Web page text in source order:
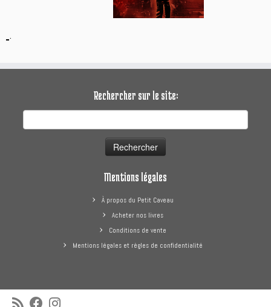
.
Rechercher sur le site:
Mentions légales
À propos du Petit Caveau
Acheter nos livres
Conditions de vente
Mentions légales et règles de confidentialité